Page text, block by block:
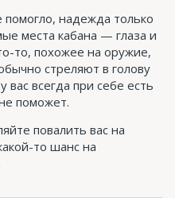
помогло, надежда только
места кабана — глаза и
то, похожее на оружие,
стреляют в голову
вас всегда при себе есть
поможет.
повалить вас на
то шанс на